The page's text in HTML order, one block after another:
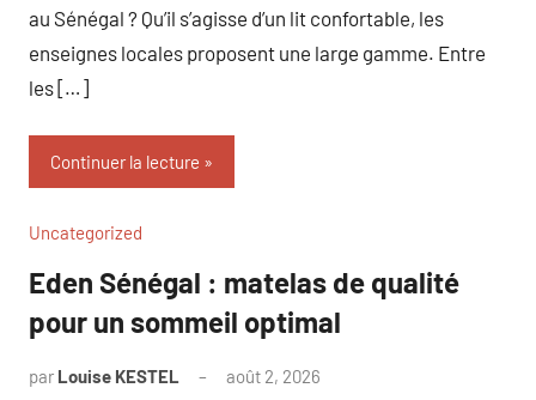
au Sénégal ? Qu’il s’agisse d’un lit confortable, les
enseignes locales proposent une large gamme. Entre
les […]
Continuer la lecture
Uncategorized
Eden Sénégal : matelas de qualité
pour un sommeil optimal
par Louise KESTEL août 2, 2026